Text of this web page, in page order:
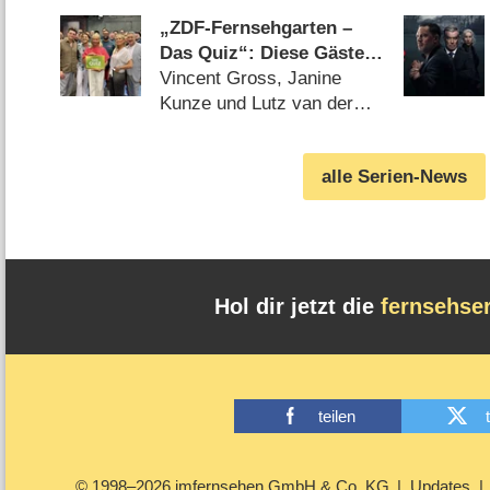
„ZDF-Fernsehgarten –
Das Quiz“: Diese Gäste
spielen gegen Kiwi in der
Sonderfolge am 9.
Vincent Gross, Janine
Kunze und Lutz van der
Sendezeit (07.08.2026)
alle Serien-News
Hol dir jetzt die
teilen
© 1998–2026 imfernsehen GmbH & Co. KG Updates